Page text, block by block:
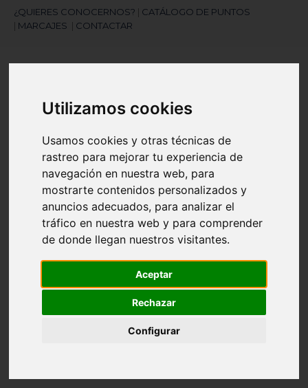
Utilizamos cookies
Usamos cookies y otras técnicas de
rastreo para mejorar tu experiencia de
navegación en nuestra web, para
mostrarte contenidos personalizados y
anuncios adecuados, para analizar el
tráfico en nuestra web y para comprender
de donde llegan nuestros visitantes.
Aceptar
Rechazar
Configurar
¿QUIERES CONOCERNOS? | CATÁLOGO DE PUNTOS
| MARCAJES | CONTACTAR
¿Necesitas ayuda?
945 121 003
Navegación
palanca
search
Inicio
Bidón Plegable Silicona/ Acero Inox/ PP